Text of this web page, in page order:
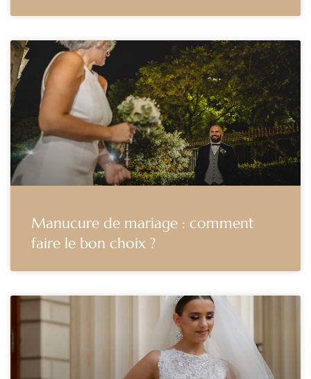
Manucure de mariage : comment
faire le bon choix ?